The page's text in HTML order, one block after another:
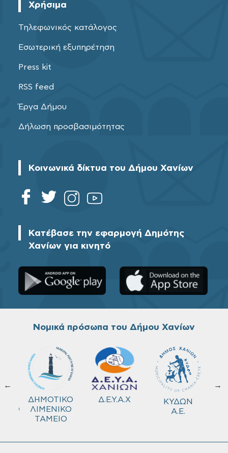
Χρήσιμα
Τηλεφωνικός κατάλογος
Εσωτερική εξυπηρέτηση
Press kit
RSS feed
Έργα Δήμου
Δήλωση προσβασιμότητας
Κοινωνικά δίκτυα του Δήμου Χανίων
Κατέβασε την εφαρμογή Δημότης
Χανίων για κινητό
Νομικά πρόσωπα του Δήμου Χανίων
←
ΔΗΜΟΤΙΚΟ
ΛΙΜΕΝΙΚΟ
ΤΑΜΕΙΟ
Δ.Ε.Υ.Α.Χ
ΚΥΔΩΝ
Α.Ε.
→